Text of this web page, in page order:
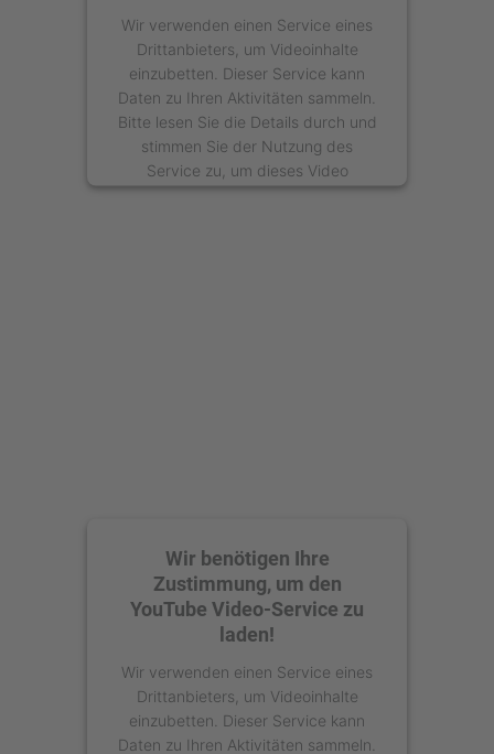
Wir verwenden einen Service eines
Drittanbieters, um Videoinhalte
einzubetten. Dieser Service kann
Daten zu Ihren Aktivitäten sammeln.
Bitte lesen Sie die Details durch und
stimmen Sie der Nutzung des
Service zu, um dieses Video
anzusehen.
Wir benötigen Ihre
Zustimmung, um den
YouTube Video-Service zu
laden!
Wir verwenden einen Service eines
Drittanbieters, um Videoinhalte
einzubetten. Dieser Service kann
Daten zu Ihren Aktivitäten sammeln.